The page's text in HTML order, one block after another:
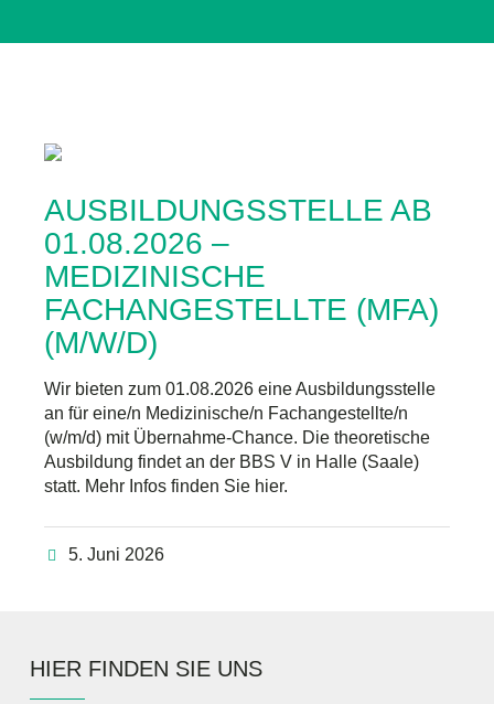
AUSBILDUNGSSTELLE AB
01.08.2026 –
MEDIZINISCHE
FACHANGESTELLTE (MFA)
(M/W/D)
Wir bieten zum 01.08.2026 eine Ausbildungsstelle
an für eine/n Medizinische/n Fachangestellte/n
(w/m/d) mit Übernahme-Chance. Die theoretische
Ausbildung findet an der BBS V in Halle (Saale)
statt. Mehr Infos finden Sie hier.
5. Juni 2026
HIER FINDEN SIE UNS